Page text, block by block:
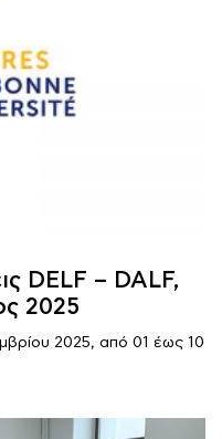
DELF – DALF,
2025
2025, από 01 έως 10